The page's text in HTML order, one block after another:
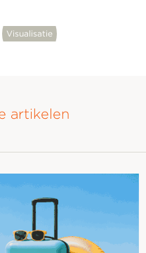
Visualisatie
artikelen